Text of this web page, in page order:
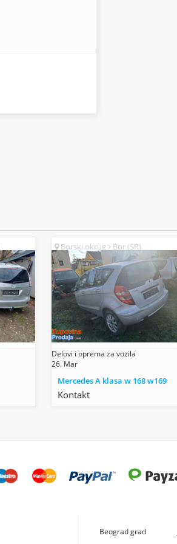
Borski okrug Bor (SR)
Delovi i oprema za vozila
26. Mar
Mercedes A klasa w 168 w169
Kontakt
Beograd grad